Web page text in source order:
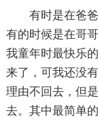
有时是在爸
有的时候是在哥
我童年时最快乐
来了，可我还没
理由不回去，但
去。其中最简单